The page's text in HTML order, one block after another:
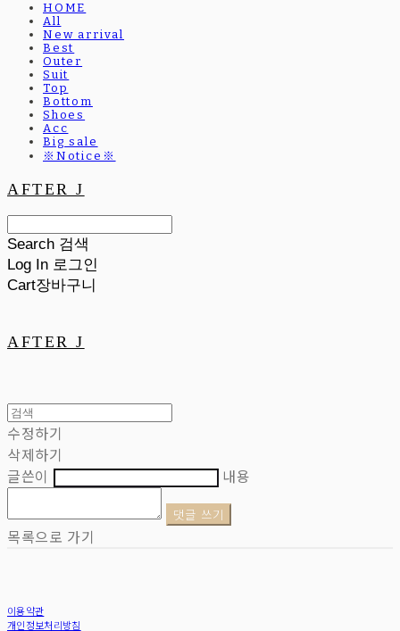
HOME
All
New arrival
Best
Outer
Suit
Top
Bottom
Shoes
Acc
Big sale
※Notice※
AFTER J
Search 검색
Log In 로그인
Cart장바구니
AFTER J
수정하기
삭제하기
글쓴이
내용
댓글 쓰기
목록으로 가기
이용약관
개인정보처리방침